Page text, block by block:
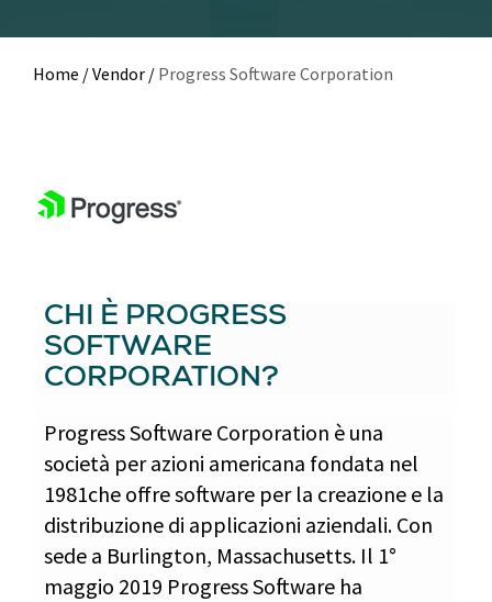
Home /Vendor / Progress Software Corporation
CHI È PROGRESS
SOFTWARE
CORPORATION?
Progress Software Corporation è una
società per azioni americana fondata nel
1981che offre software per la creazione e la
distribuzione di applicazioni aziendali. Con
sede a Burlington, Massachusetts. Il 1°
maggio 2019 Progress Software ha